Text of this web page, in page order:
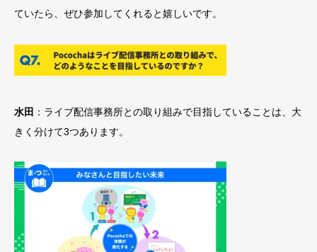
ていたら、ぜひ参加してくれると嬉しいです。
水田 ：ライブ配信事務所との取り組みで目指していることは、大
きく分けて3つあります。